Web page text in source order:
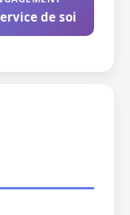
de soi